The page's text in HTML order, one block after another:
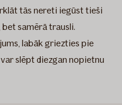
tās nereti iegūst tieši
samērā trausli.
labāk griezties pie
slēpt diezgan nopietnu